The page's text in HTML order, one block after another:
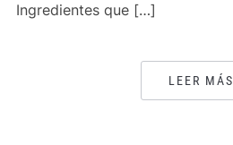
Ingredientes que […]
LEER MÁS